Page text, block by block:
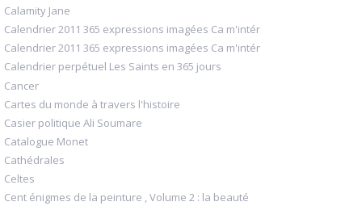
Calamity Jane
Calendrier 2011 365 expressions imagées Ca m'intér
Calendrier 2011 365 expressions imagées Ca m'intér
Calendrier perpétuel Les Saints en 365 jours
Cancer
Cartes du monde à travers l'histoire
Casier politique Ali Soumare
Catalogue Monet
Cathédrales
Celtes
Cent énigmes de la peinture , Volume 2 : la beauté